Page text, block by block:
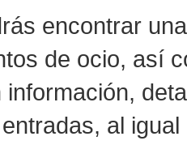
encontrar
de ocio, así
al